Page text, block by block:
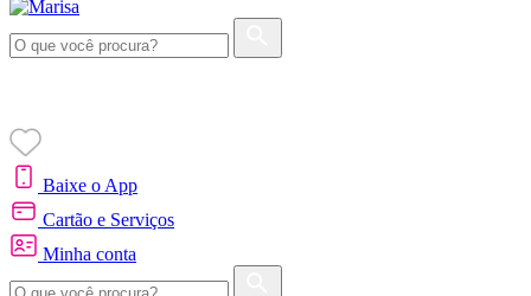
Baixe o App
Cartão e Serviços
Minha conta